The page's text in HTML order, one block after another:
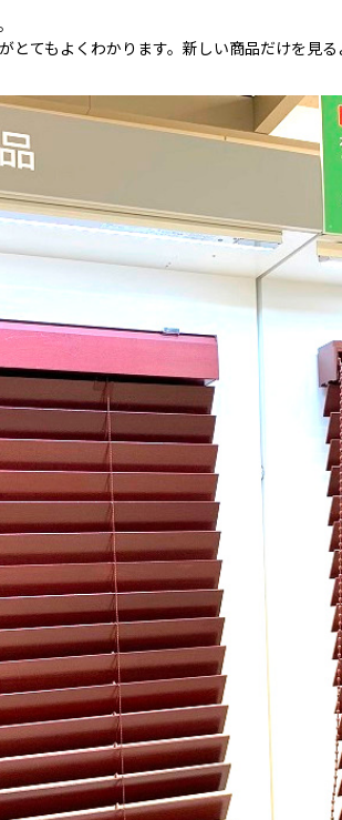
てもよくわかります。新しい商品だけを見る